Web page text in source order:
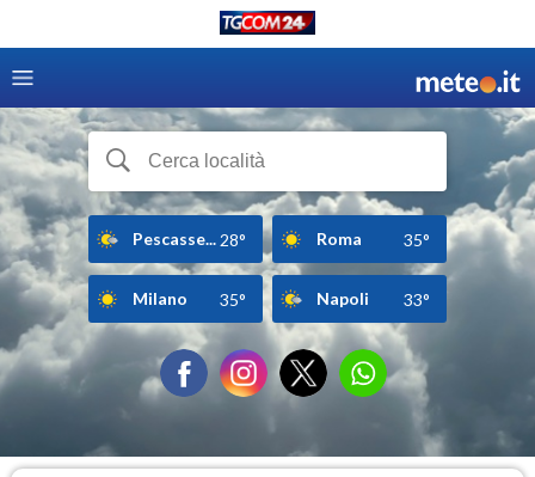
Pescasse... 28° Roma 35°
Milano 35° Napoli 33°